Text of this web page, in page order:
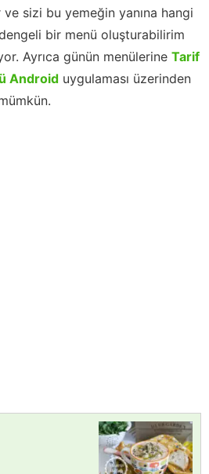
ve sizi bu yemeğin yanına hangi
bir menü oluşturabilirim
Ayrıca günün menülerine Tarif
Android uygulaması üzerinden